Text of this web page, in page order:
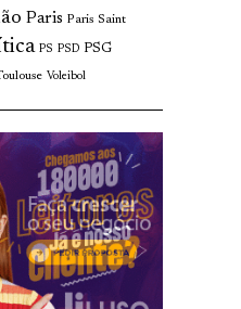
Paris Paris Saint
PS PSD PSG
Voleibol